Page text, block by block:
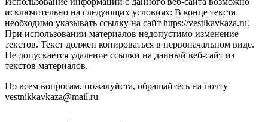
исключительно на следующих условиях: В конце текста
необходимо указывать ссылку на сайт https://vestikavkaza.ru.
При использовании материалов недопустимо изменение
текстов. Текст должен копироваться в первоначальном виде.
Не допускается удаление ссылки на данный веб-сайт из
текстов материалов.
По всем вопросам, пожалуйста, обращайтесь на почту
vestnikkavkaza@mail.ru